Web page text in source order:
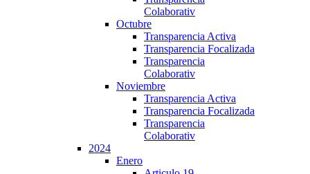
Colaborativ
Octubre
Transparencia Activa
Transparencia Focalizada
Transparencia
Colaborativ
Noviembre
Transparencia Activa
Transparencia Focalizada
Transparencia
Colaborativ
2024
Enero